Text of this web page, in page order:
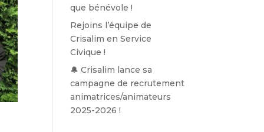
que bénévole !
Rejoins l’équipe de
Crisalim en Service
Civique !
🔔 Crisalim lance sa
campagne de recrutement
animatrices/animateurs
2025-2026 !